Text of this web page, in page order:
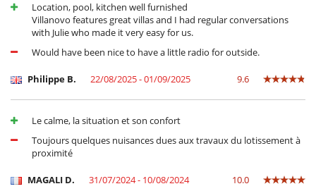
Location, pool, kitchen well furnished
Villanovo features great villas and I had regular conversations
with Julie who made it very easy for us.
Would have been nice to have a little radio for outside.
Philippe B. 22/08/2025 - 01/09/2025 9.6
Le calme, la situation et son confort
Toujours quelques nuisances dues aux travaux du lotissement à
proximité
MAGALI D. 31/07/2024 - 10/08/2024 10.0